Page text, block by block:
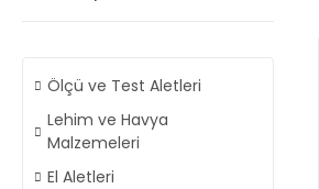
Ölçü ve Test Aletleri
Lehim ve Havya
Malzemeleri
El Aletleri